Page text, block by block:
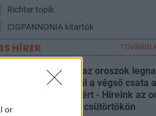
or
Richter topik
CIGPANNONIA kitartók
HÍREK TOVÁBBI
Két napja lángol az oroszok
finomítója, készül a végső csata
ukrán erődvárosért - Híreink az
ukrán háborúból csütörtökön